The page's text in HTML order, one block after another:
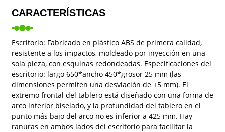
CARACTERÍSTICAS
Escritorio: Fabricado en plástico ABS de primera calidad,
resistente a los impactos, moldeado por inyección en una
sola pieza, con esquinas redondeadas. Especificaciones del
escritorio: largo 650*ancho 450*grosor 25 mm (las
dimensiones permiten una desviación de ±5 mm). El
extremo frontal del tablero está diseñado con una forma de
arco interior biselado, y la profundidad del tablero en el
punto más bajo del arco no es inferior a 425 mm. Hay
ranuras en ambos lados del escritorio para facilitar la